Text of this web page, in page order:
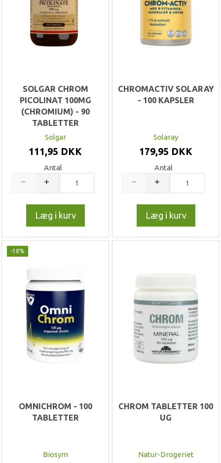
SOLGAR CHROM
PICOLINAT 100MG
(CHROMIUM) - 90
TABLETTER
Solgar
111,95 DKK
Antal
Læg i kurv
CHROMACTIV SOLARAY
- 100 KAPSLER
Solaray
179,95 DKK
Antal
Læg i kurv
-18%
OMNICHROM - 100
TABLETTER
Biosym
CHROM TABLETTER 100
UG
Natur-Drogeriet